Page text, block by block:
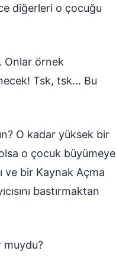
diğerleri o çocuğu
Onlar örnek
Tsk, tsk… Bu
O kadar yüksek bir
o çocuk büyümeye
ve bir Kaynak Açma
bastırmaktan
muydu?